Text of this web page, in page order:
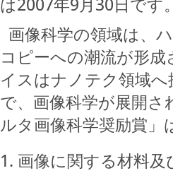
画像科学の領域は、
コピーへの潮流が形
イスはナノテク領域
で、画像科学が展開
ルタ画像科学奨励賞
画像に関する材料